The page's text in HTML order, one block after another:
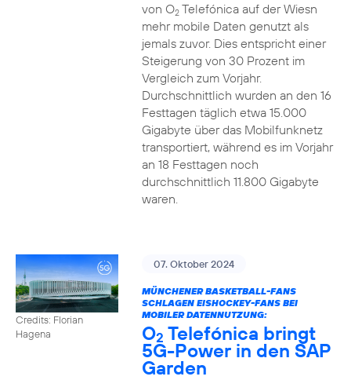
von O2Telefónica auf der Wiesn
mehr mobile Daten genutzt als
jemals zuvor. Dies entspricht einer
Steigerung von 30 Prozent im
Vergleich zum Vorjahr.
Durchschnittlich wurden an den 16
Festtagen täglich etwa 15.000
Gigabyte über das Mobilfunknetz
transportiert, während es im Vorjahr
an 18 Festtagen noch
durchschnittlich 11.800 Gigabyte
waren.
Credits: Florian
Hagena
07. Oktober 2024
MÜNCHENER BASKETBALL-FANS
SCHLAGEN EISHOCKEY-FANS BEI
MOBILER DATENNUTZUNG:
O2 Telefónica bringt
5G-Power in den SAP
Garden